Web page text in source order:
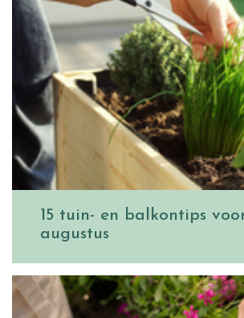
15 tuin- en balkontips
augustus